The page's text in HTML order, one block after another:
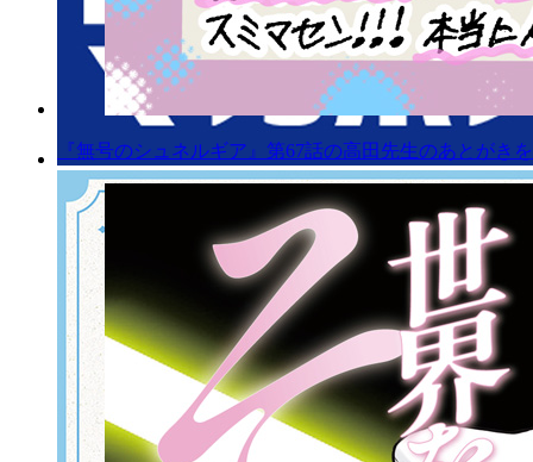
『無号のシュネルギア』第67話の高田先生のあとがき